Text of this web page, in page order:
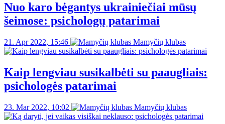
Nuo karo bėgantys ukrainiečiai mūsų
šeimose: psichologų patarimai
21. Apr 2022, 15:46 Mamyčių klubas
Kaip lengviau susikalbėti su paaugliais:
psichologės patarimai
23. Mar 2022, 10:02 Mamyčių klubas